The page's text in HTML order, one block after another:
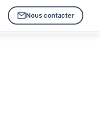
Nous contacter